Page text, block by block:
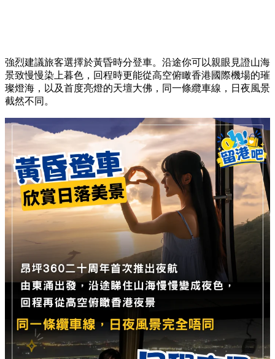
強烈建議旅客選擇於黃昏時分登車。沿途你可以親眼見證山海
景致慢慢染上暮色，回程時更能從高空俯瞰香港國際機場的璀
璨燈海，以及首度亮燈的天壇大佛，同一條纜車線，日夜風景
截然不同。